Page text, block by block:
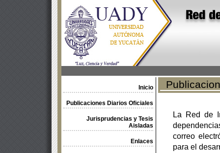
Inicio
Publicaciones Diarios Oficiales
Jurisprudencias y Tesis
Aisladas
Enlaces
La Red de
correo
para el